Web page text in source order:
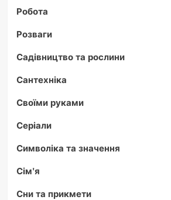
Робота
Розваги
Садівництво та рослини
Сантехніка
Своїми руками
Серіали
Символіка та значення
Сім'я
Сни та прикмети